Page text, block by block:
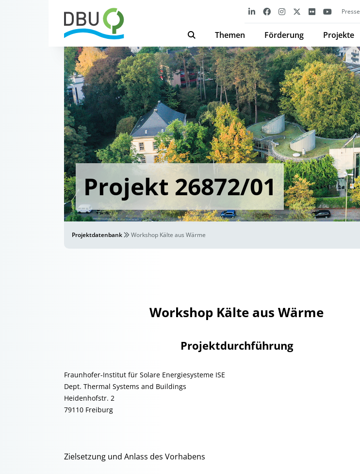
Presse
Themen Förderung Projekte
Projekt 26872/01
Projektdatenbank Workshop Kälte aus Wärme
Workshop Kälte aus Wärme
Projektdurchführung
Fraunhofer-Institut für Solare Energiesysteme ISE
Dept. Thermal Systems and Buildings
Heidenhofstr. 2
79110 Freiburg
Zielsetzung und Anlass des Vorhabens